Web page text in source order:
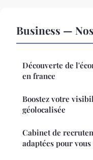
Business —
Découverte de
en france
Boostez votre
géolocalisée
Cabinet de
adaptées pour vous